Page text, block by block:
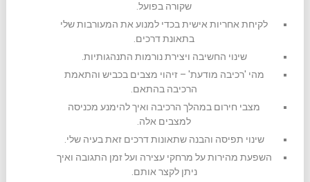
שקורה בפועל.
לקיחת אחריות אישית בכדי למנוע את המעורבות שלי
בתאונת דרכים.
שינוי החשיבה ויצירת נורמות התנהגותיות.
מהי 'רכיבה מודעת' – זיהוי מצבים בכביש והתאמת
הרכיבה בהתאם.
מצבי חירום במהלך הרכיבה ואיך להימנע מכניסה
למצבים אלה.
שינוי תפיסה והבנה שתאונות דרכים זאת בעיה שלי.
השפעת מהירות על מרחקי עצירה ועל זמן התגובה ואיך
ניתן לקצר אותם.